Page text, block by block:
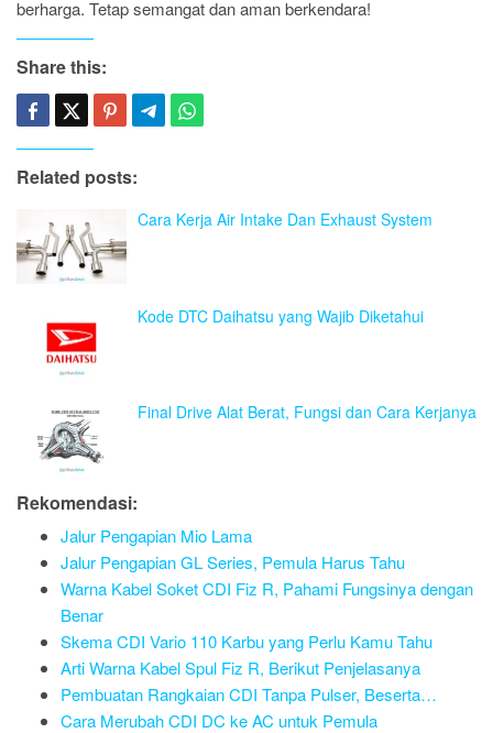
berharga. Tetap semangat dan aman berkendara!
Share this:
Related posts:
Cara Kerja Air Intake Dan Exhaust System
Kode DTC Daihatsu yang Wajib Diketahui
Final Drive Alat Berat, Fungsi dan Cara Kerjanya
Rekomendasi:
Jalur Pengapian Mio Lama
Jalur Pengapian GL Series, Pemula Harus Tahu
Warna Kabel Soket CDI Fiz R, Pahami Fungsinya dengan
Benar
Skema CDI Vario 110 Karbu yang Perlu Kamu Tahu
Arti Warna Kabel Spul Fiz R, Berikut Penjelasanya
Pembuatan Rangkaian CDI Tanpa Pulser, Beserta…
Cara Merubah CDI DC ke AC untuk Pemula